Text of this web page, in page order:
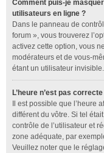
Comment puis-je
utilisateurs en ligne ?
Dans le panneau de
forum », vous trouverez
activez cette option, vous
modérateurs et de vous-
étant un utilisateur invisible.
L’heure n’est pas correcte
Il est possible que l’heure
différent du vôtre. Si tel
contrôle de l’utilisateur et
zone adéquate, par
Veuillez noter que le